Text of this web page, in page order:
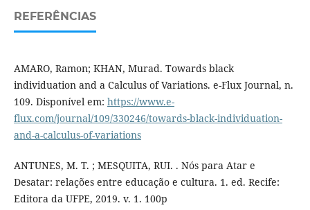
REFERÊNCIAS
AMARO, Ramon; KHAN, Murad. Towards black
individuation and a Calculus of Variations. e-Flux Journal, n.
109. Disponível em: https://www.e-
flux.com/journal/109/330246/towards-black-individuation-
and-a-calculus-of-variations
ANTUNES, M. T. ; MESQUITA, RUI. . Nós para Atar e
Desatar: relações entre educação e cultura. 1. ed. Recife:
Editora da UFPE, 2019. v. 1. 100p